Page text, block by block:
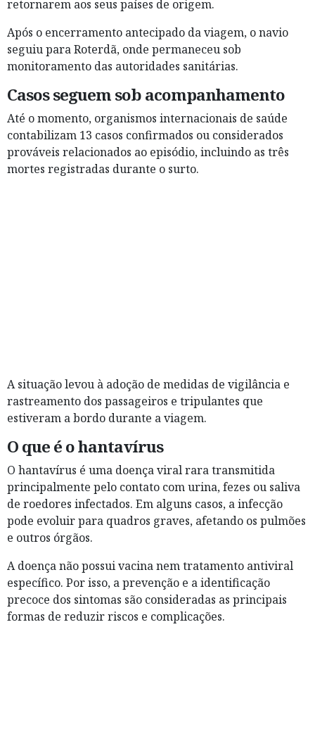
retornarem aos seus países de origem.
Após o encerramento antecipado da viagem, o navio
seguiu para Roterdã, onde permaneceu sob
monitoramento das autoridades sanitárias.
Casos seguem sob acompanhamento
Até o momento, organismos internacionais de saúde
contabilizam 13 casos confirmados ou considerados
prováveis relacionados ao episódio, incluindo as três
mortes registradas durante o surto.
A situação levou à adoção de medidas de vigilância e
rastreamento dos passageiros e tripulantes que
estiveram a bordo durante a viagem.
O que é o hantavírus
O hantavírus é uma doença viral rara transmitida
principalmente pelo contato com urina, fezes ou saliva
de roedores infectados. Em alguns casos, a infecção
pode evoluir para quadros graves, afetando os pulmões
e outros órgãos.
A doença não possui vacina nem tratamento antiviral
específico. Por isso, a prevenção e a identificação
precoce dos sintomas são consideradas as principais
formas de reduzir riscos e complicações.